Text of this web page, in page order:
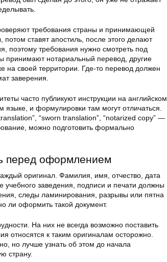
требования страны и принимающей
ставят апостиль, после этого делают
поэтому требования нужно смотреть под
принимают нотариальный перевод, другие
на своей территории. Где-то перевод должен
заверения.
часто публикуют инструкции на английском,
и формулировки там могут отличаться.
“sworn translation”, “notarized copy” —
можно подготовить формально
перед оформлением
оригинал. Фамилия, имя, отчество, дата
заведения, подписи и печати должны
следы ламинирования, разрывы или пятна
ли оформить такой документ.
На них не всегда возможно поставить
относятся к таким оригиналам осторожно.
но лучше узнать об этом до начала
страну.